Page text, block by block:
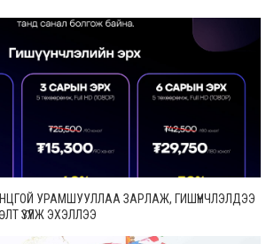
УРАМШУУЛЛАА ЗАРЛАЖ, ГИШҮҮНЧЛЭЛДЭЭ
ҮЗҮҮЛЖ ЭХЭЛЛЭЭ